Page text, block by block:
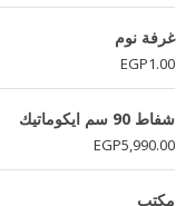
غرفة نوم
EGP1.00
شفاط 90 سم ايكوماتيك
EGP5,990.00
مكتب